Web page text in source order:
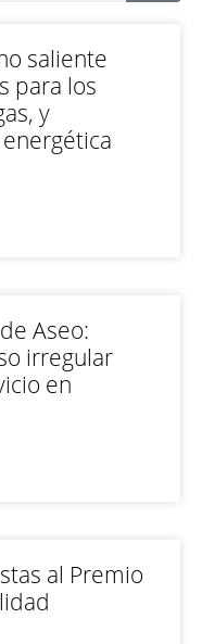
saliente
para los
y
Aseo:
irregular
en
al Premio